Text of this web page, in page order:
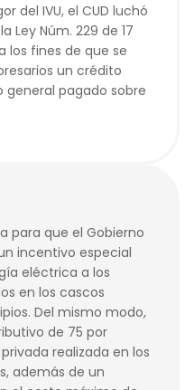
del IVU, el CUD luchó
Ley Núm. 229 de 17
los fines de que se
un crédito
general pagado sobre
para que el Gobierno
incentivo especial
eléctrica a los
en los cascos
Del mismo modo,
de 75 por
realizada en los
además de un